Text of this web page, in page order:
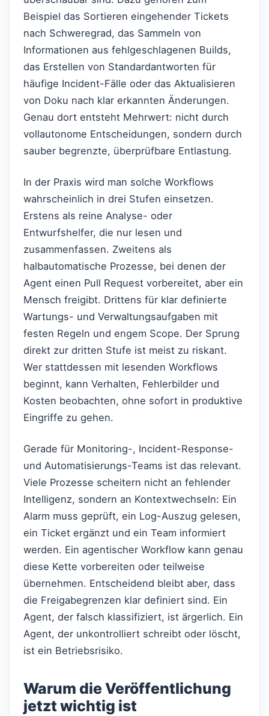
Beispiel das Sortieren eingehender Tickets
nach Schweregrad, das Sammeln von
Informationen aus fehlgeschlagenen Builds,
das Erstellen von Standardantworten für
häufige Incident-Fälle oder das Aktualisieren
von Doku nach klar erkannten Änderungen.
Genau dort entsteht Mehrwert: nicht durch
vollautonome Entscheidungen, sondern durch
sauber begrenzte, überprüfbare Entlastung.
In der Praxis wird man solche Workflows
wahrscheinlich in drei Stufen einsetzen.
Erstens als reine Analyse- oder
Entwurfshelfer, die nur lesen und
zusammenfassen. Zweitens als
halbautomatische Prozesse, bei denen der
Agent einen Pull Request vorbereitet, aber ein
Mensch freigibt. Drittens für klar definierte
Wartungs- und Verwaltungsaufgaben mit
festen Regeln und engem Scope. Der Sprung
direkt zur dritten Stufe ist meist zu riskant.
Wer stattdessen mit lesenden Workflows
beginnt, kann Verhalten, Fehlerbilder und
Kosten beobachten, ohne sofort in produktive
Eingriffe zu gehen.
Gerade für Monitoring-, Incident-Response-
und Automatisierungs-Teams ist das relevant.
Viele Prozesse scheitern nicht an fehlender
Intelligenz, sondern an Kontextwechseln: Ein
Alarm muss geprüft, ein Log-Auszug gelesen,
ein Ticket ergänzt und ein Team informiert
werden. Ein agentischer Workflow kann genau
diese Kette vorbereiten oder teilweise
übernehmen. Entscheidend bleibt aber, dass
die Freigabegrenzen klar definiert sind. Ein
Agent, der falsch klassifiziert, ist ärgerlich. Ein
Agent, der unkontrolliert schreibt oder löscht,
ist ein Betriebsrisiko.
Warum die Veröffentlichung
jetzt wichtig ist